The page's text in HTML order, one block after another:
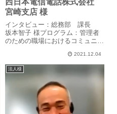
西日本電信電話株式会社
宮崎支店 様
インタビュー：総務部 課長
坂本智子 様プログラム：管理者
のための職場におけるコミュニケ
ら～現場課長の休息の機会になれ
ば現場の課長たちは、様々な価値
観を持つ上司・部下・お客様との
対応など、業務と社員のマネジ
2021.12.04
法人様